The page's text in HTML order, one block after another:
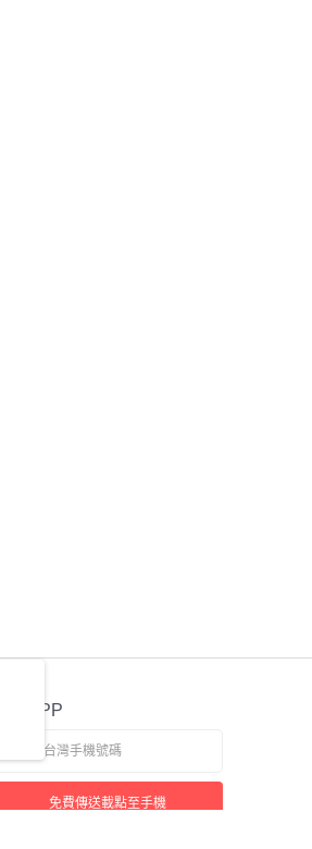
官方APP
免費傳送載點至手機